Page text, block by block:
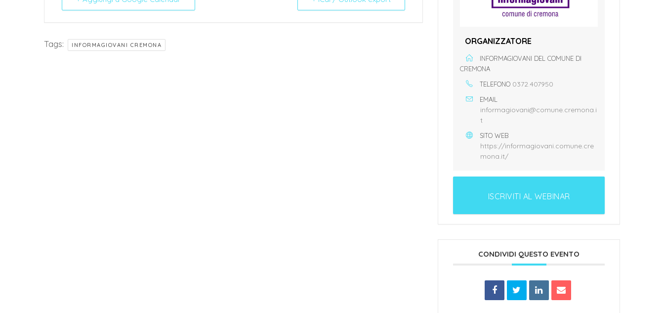
Tags: INFORMAGIOVANI CREMONA ORGANIZZATORE
INFORMAGIOVANI DEL COMUNE DI
CREMONA
TELEFONO 0372.407950
EMAIL
informagiovani@comune.cremona.i
t
SITO WEB
https://informagiovani.comune.cre
mona.it/
ISCRIVITI AL WEBINAR
CONDIVIDI QUESTO EVENTO